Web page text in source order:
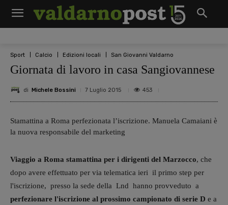
Sport Calcio Edizioni locali San Giovanni Valdarno
Giornata di lavoro in casa Sangiovannese
di Michele Bossini 7 Luglio 2015 453
Stamattina a Roma perfezionata l’iscrizione. Manuela Camaiani è
la nuova responsabile del marketing
Viaggio a Roma stamattina per i dirigenti del Marzocco, che
dopo avere effettuato per via telematica ieri il primo step per
l'iscrizione, presso la sede della Lnd hanno provveduto a
perfezionare l'iscrizione al prossimo campionato di serie D e a